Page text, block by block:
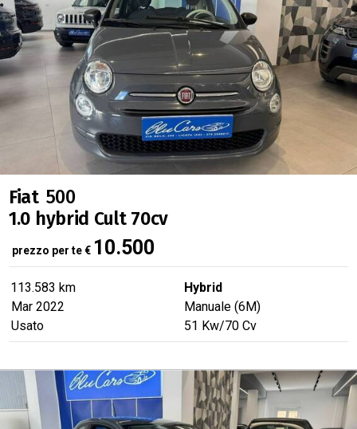
SUPER PREZZOverified
Fiat 500
1.0 hybrid Cult 70cv
prezzo per te€ 10.500
113.583 km
Hybrid
Mar 2022
Manuale (6M)
Usato
51 Kw/70 Cv